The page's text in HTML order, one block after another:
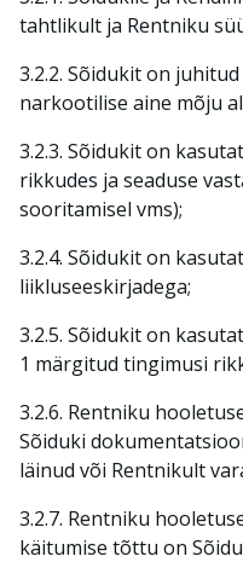
tahtlikult ja Rentniku
3.2.2. Sõidukit on
narkootilise aine mõju
3.2.3. Sõidukit on
rikkudes ja seaduse
sooritamisel vms);
3.2.4. Sõidukit on
liikluseeskirjadega;
3.2.5. Sõidukit on
1 märgitud tingimusi
3.2.6. Rentniku
Sõiduki
läinud või Rentnikult
3.2.7. Rentniku
käitumise tõttu on